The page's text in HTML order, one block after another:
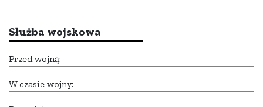
Służba wojskowa
Przed wojną:
W czasie wojny: